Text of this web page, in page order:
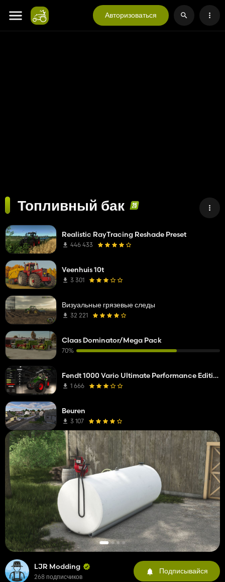
Авторизоваться
Топливный бак
LJR Modding
268 подписчиков
Подписывайся
Realistic RayTracing Reshade Preset
446 433
Veenhuis 10t
3 301
Визуальные грязевые следы
32 221
Claas Dominator/Mega Pack
70%
Fendt 1000 Vario Ultimate Performance Edition
1 666
Beuren
3 107